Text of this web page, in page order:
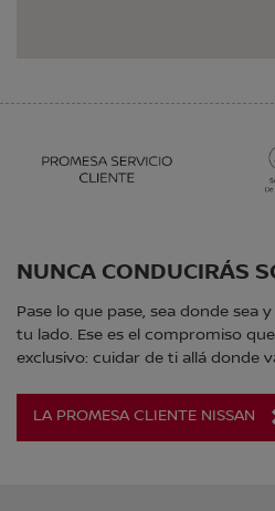
NUNCA CONDUCIRÁS
Pase lo que pase, sea donde sea
tu lado. Ese es el compromiso
exclusivo: cuidar de ti allá donde
LA PROMESA CLIENTE NISSAN